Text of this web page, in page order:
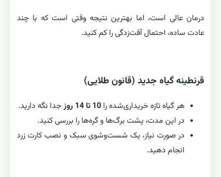
درمان عالی است، اما بهترین نتیجه وقتی است که با چند
عادت ساده، احتمال آفت‌زدگی را کم کنید.
قرنطینه گیاه جدید (قانون طلایی)
هر گیاه تازه خریداری‌شده را 10 تا 14 روز
جدا نگه دارید.
در این مدت، پشت برگ‌ها و گره‌ها را بررسی کنید.
در صورت نیاز، یک شست‌وشوی سبک و نصب کارت زرد
انجام دهید.